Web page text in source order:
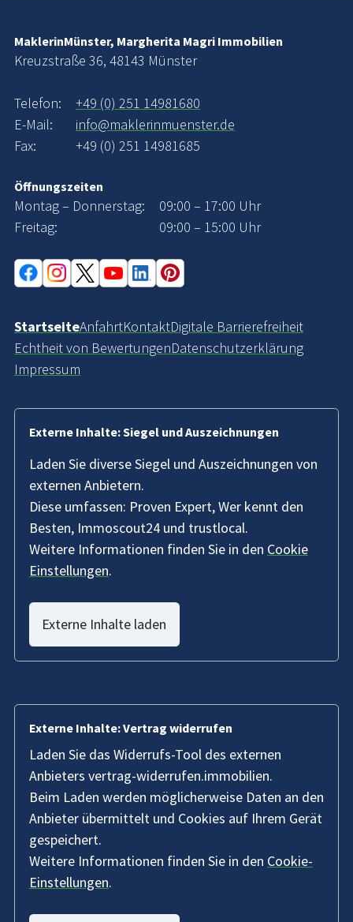
MaklerinMünster, Margherita Magri Immobilien
Kreuzstraße 36, 48143 Münster
Telefon:
+49 (0) 251 14981680
E-Mail:
info@maklerinmuenster.de
Fax:
+49 (0) 251 14981685
Öffnungszeiten
Montag – Donnerstag:
09:00 – 17:00 Uhr
Freitag:
09:00 – 15:00 Uhr
StartseiteAnfahrtKontaktDigitale Barrierefreiheit
Echtheit von BewertungenDatenschutzerklärung
Impressum
Externe Inhalte: Siegel und Auszeichnungen
Laden Sie diverse Siegel und Auszeichnungen von
externen Anbietern.
Diese umfassen: Proven Expert, Wer kennt den
Besten, Immoscout24 und trustlocal.
Weitere Informationen finden Sie in den Cookie
Einstellungen.
Externe Inhalte laden
Externe Inhalte: Vertrag widerrufen
Laden Sie das Widerrufs-Tool des externen
Anbieters vertrag-widerrufen.immobilien.
Beim Laden werden möglicherweise Daten an den
Anbieter übermittelt und Cookies auf Ihrem Gerät
gespeichert.
Weitere Informationen finden Sie in den Cookie-
Einstellungen.